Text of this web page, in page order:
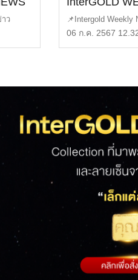
ราคา
ว
EP.116 | ราค
ทองคำแท่ง | ท
📌Intergold
ทองคำ ประจำสัปดา
06 ก.ค. 2567